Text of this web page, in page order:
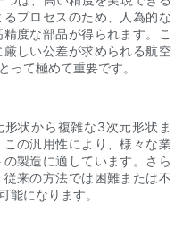
プロセスのため、人為的な
度な部品が得られます。こ
しい公差が求められる航空
って極めて重要です。
状から複雑な3次元形状ま
の汎用性により、様々な業
製造に適しています。さら
来の方法では困難または不
能になります。